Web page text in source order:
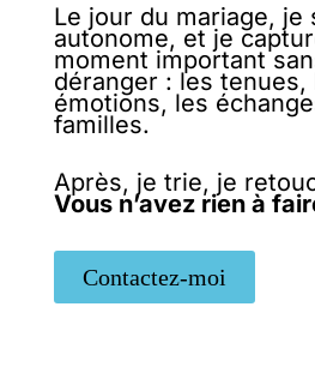
Le jour du mariage, je
autonome, et je
moment important
déranger : les
émotions, les
familles.
Après, je trie, je
Vous n’avez rien à
Contactez-moi